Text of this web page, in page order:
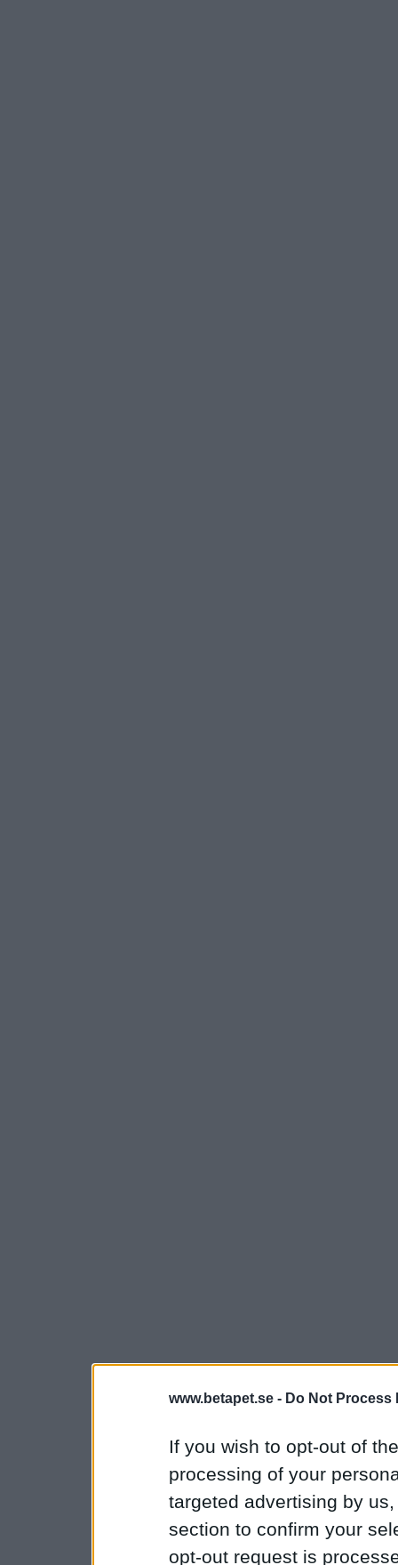
www.betapet.se - Do Not Process
If you wish to opt-out of
processing of your
targeted advertising by
section to confirm your
opt-out request is